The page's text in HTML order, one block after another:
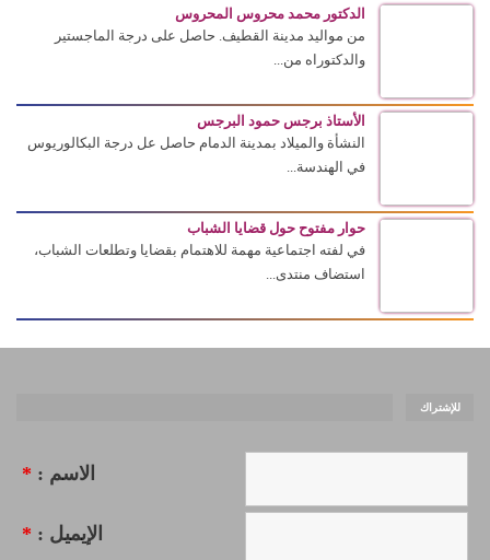
الدكتور محمد محروس المحروس
من مواليد مدينة القطيف. حاصل على درجة الماجستير
والدكتوراه من...
الأستاذ برجس حمود البرجس
النشأة والميلاد بمدينة الدمام حاصل عل درجة البكالوريوس
في الهندسة...
حوار مفتوح حول قضايا الشباب
في لفته اجتماعية مهمة للاهتمام بقضايا وتطلعات الشباب،
استضاف منتدى...
للإشتراك
الاسم : *
الإيميل : *